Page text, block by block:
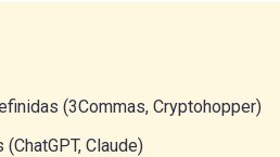
(3Commas, Cryptohopper)
Claude)